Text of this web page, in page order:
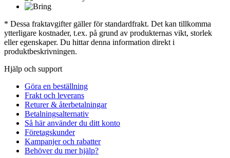
* Dessa fraktavgifter gäller för standardfrakt. Det kan tillkomma
ytterligare kostnader, t.ex. på grund av produkternas vikt, storlek
eller egenskaper. Du hittar denna information direkt i
produktbeskrivningen.
Hjälp och support
Göra en beställning
Frakt och leverans
Returer & återbetalningar
Betalningsalternativ
Så här använder du ditt konto
Företagskunder
Kampanjer och rabatter
Behöver du mer hjälp?